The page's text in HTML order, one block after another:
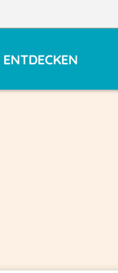
ENTDECKEN